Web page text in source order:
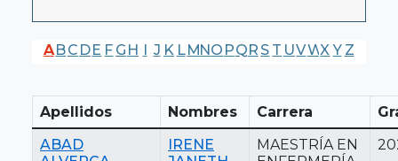
ABC DE F G H I J K LMNO PQR S T UVWX Y Z
Apellidos Nombres Carrera
ABAD
IRENE
MAESTRÍA EN